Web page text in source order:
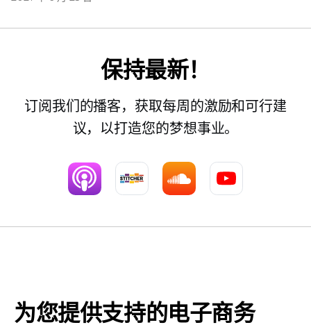
保持最新！
订阅我们的播客，获取每周的激励和可行建
议，以打造您的梦想事业。
为您提供支持的电子商务